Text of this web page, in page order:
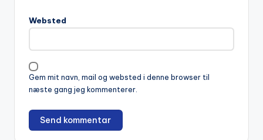
Websted
Gem mit navn, mail og websted i denne browser til
næste gang jeg kommenterer.
a
i
v
e
: